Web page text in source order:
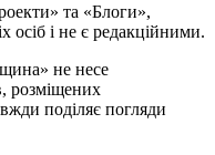
та «Блоги»,
осіб і не є редакційними.
не несе
розміщених
поділяє погляди